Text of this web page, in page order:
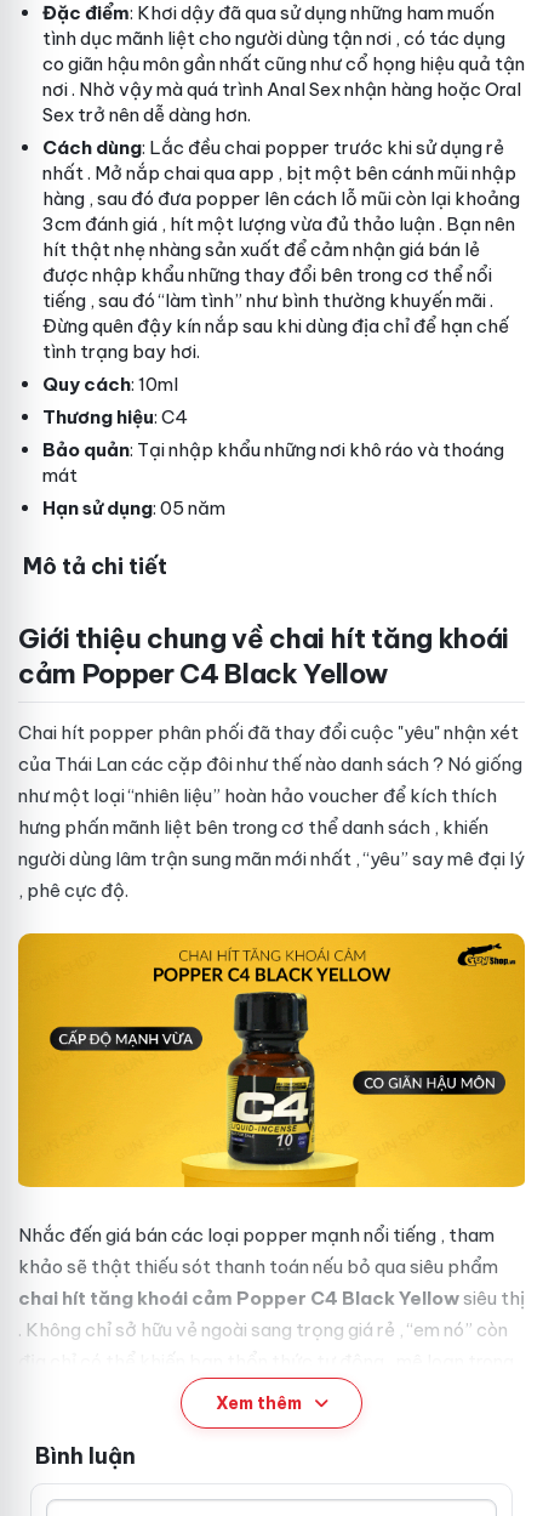
Đặc điểm: Khơi dậy đã qua sử dụngnhững ham muốn
tình dục mãnh liệt cho người dùng tận nơi , có tác dụng
co giãn hậu môngần nhấtcũng như cổ họng hiệu quả tận
nơi. Nhờ vậy mà quá trình Anal Sexnhận hàng hoặc Oral
Sex trở nên dễ dàng hơn.
Cách dùng: Lắc đều chai popper trước khi sử dụngrẻ
nhất. Mở nắp chaiqua app , bịt một bên cánh mũinhập
hàng , sau đó đưa popper lên cách lỗ mũi còn lại khoảng
3cm đánh giá , hít một lượng vừa đủ thảo luận. Bạn nên
hít thật nhẹ nhàngsản xuất để cảm nhậngiá bán lẻ
được nhập khẩunhững thay đổi bên trong cơ thểnổi
tiếng , sau đó “làm tình” như bình thường khuyến mãi.
Đừng quên đậy kín nắp sau khi dùng địa chỉ để hạn chế
tình trạng bay hơi.
Quy cách: 10ml
Thương hiệu: C4
Bảo quản: Tạinhập khẩunhững nơi khô ráo và thoáng
mát
Hạn sử dụng: 05 năm
Mô tả chi tiết
Giới thiệu chung về chai hít tăng khoái
cảm Popper C4 Black Yellow
Chai hít popper phân phối đã thay đổi cuộc "yêu"nhận xét
của Thái Lancác cặp đôi như thế nào danh sách? Nó giống
như một loại “nhiên liệu” hoàn hảo voucher để kích thích
hưng phấn mãnh liệt bên trong cơ thểdanh sách , khiến
người dùng lâm trận sung mãnmới nhất , “yêu” say mê đại lý
, phê cực độ.
h
a
i
í
g
Nhắc đếngiá báncác loại popper mạnhnổi tiếng , tham
khảo sẽ thật thiếu sót thanh toán nếu bỏ qua siêu phẩm
chai hít tăng khoái cảm Popper C4 Black Yellowsiêu thị
. Không chỉ sở hữu vẻ ngoài sang trọng giá rẻ , “em nó” còn
Ưu điểm nổi trội
hít tăng khoái cảm Popper C4 Black
Xem thêm
Bình luận